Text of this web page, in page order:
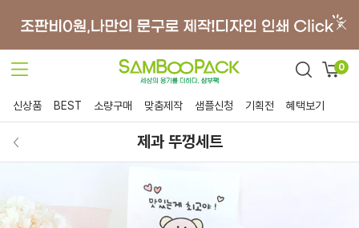
0
신상품 BEST 소량구매 맞춤제작 샘플신청 기획전 혜택보기
제과 뚜껑세트